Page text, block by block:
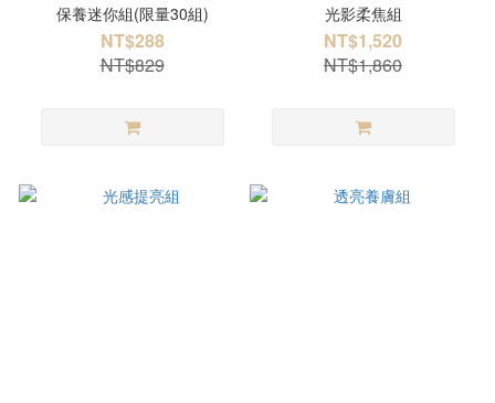
保養迷你組(限量30組)
NT$288
NT$829
光影柔焦組
NT$1,520
NT$1,860